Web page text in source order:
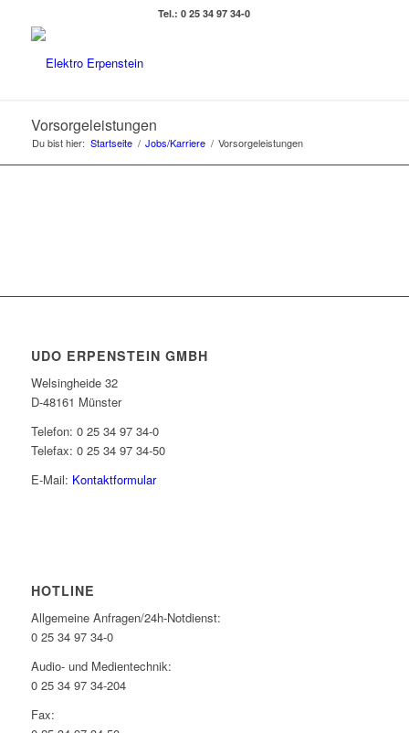
Tel.: 0 25 34 97 34-0
Vorsorgeleistungen
Du bist hier: Startseite / Jobs/Karriere / Vorsorgeleistungen
UDO ERPENSTEIN GMBH
Welsingheide 32
D-48161 Münster
Telefon: 0 25 34 97 34-0
Telefax: 0 25 34 97 34-50
E-Mail: Kontaktformular
HOTLINE
Allgemeine Anfragen/24h-Notdienst:
0 25 34 97 34-0
Audio- und Medientechnik:
0 25 34 97 34-204
Fax: